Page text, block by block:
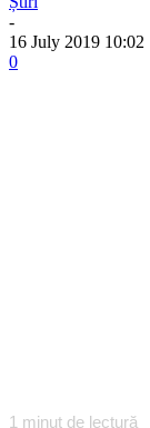
-
16 July 2019 10:02
0
1 minut de lectură